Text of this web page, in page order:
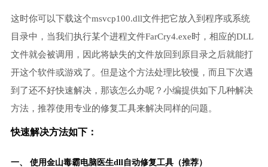
这时你可以下载这个msvcp100.dll文件把它放入到程序或系统
目录中，当我们执行某个进程文件FarCry4.exe时，相应的DLL
文件就会被调用，因此将缺失的文件放回到原目录之后就能打
开这个软件或游戏了。但是这个方法处理比较慢，而且下次遇
到了还不好快速解决，那该怎么办呢？小编提供如下几种解决
方法，推荐使用专业的修复工具来解决同样的问题。
快速解决方法如下：
一、 使用金山毒霸电脑医生dll自动修复工具（推荐）